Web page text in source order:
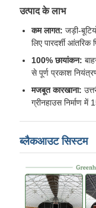
उत्पाद के लाभ
कम लागत: जड़ी-
लिए पारदर्शी
100% छायांकन:
से पूर्ण प्रकाश
मजबूत कारखाना:
ग्रीनहाउस निर्माण में
ब्लैकआउट सिस्टम